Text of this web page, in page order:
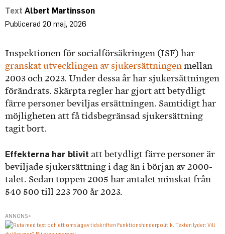
Albert Martinsson
20 maj, 2026
Inspektionen för socialförsäkringen (ISF) har
granskat utvecklingen av sjukersättningen mellan
2003 och 2023. Under dessa år har sjukersättningen
förändrats. Skärpta regler har gjort att betydligt
färre personer beviljas ersättningen. Samtidigt har
möjligheten att få tidsbegränsad sjukersättning
tagit bort.
Effekterna har blivit att betydligt färre personer är
beviljade sjukersättning i dag än i början av 2000-
talet. Sedan toppen 2005 har antalet minskat från
540 500 till 223 700 år 2023.
ANNONS>